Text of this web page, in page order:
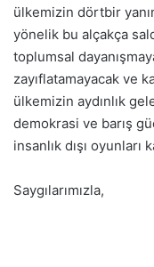
ülkemizin dörtbir
yönelik bu alçakça
toplumsal
zayıflatamayacak ve
ülkemizin aydınlık
demokrasi ve barış
insanlık dışı oyunları
Saygılarımızla,